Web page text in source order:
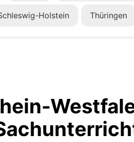
Holstein Thüringen